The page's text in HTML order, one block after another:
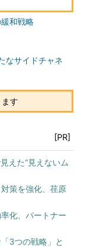
和戦略
なサイドチャネ
す
[PR]
えた“見えないム
策を強化、荏原
化、パートナー
3つの戦略」と